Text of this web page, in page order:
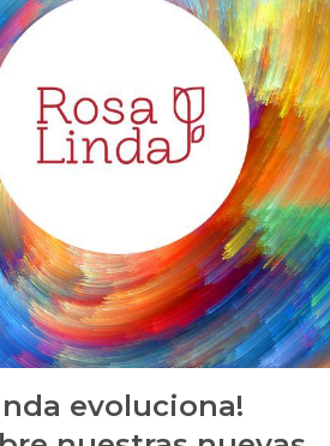
evoluciona!